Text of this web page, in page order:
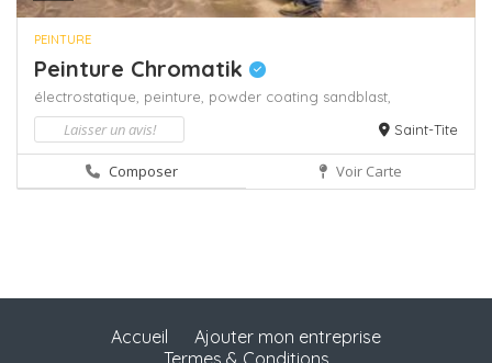
PEINTURE
Peinture Chromatik
électrostatique, peinture, powder coating sandblast,
Laisser un avis! Saint-Tite
Composer Voir Carte
Accueil
Ajouter mon entreprise
Termes & Conditions